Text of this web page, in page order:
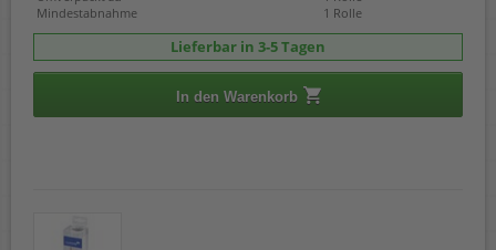
Mindestabnahme
1 Rolle
Lieferbar in 3-5 Tagen
In den Warenkorb